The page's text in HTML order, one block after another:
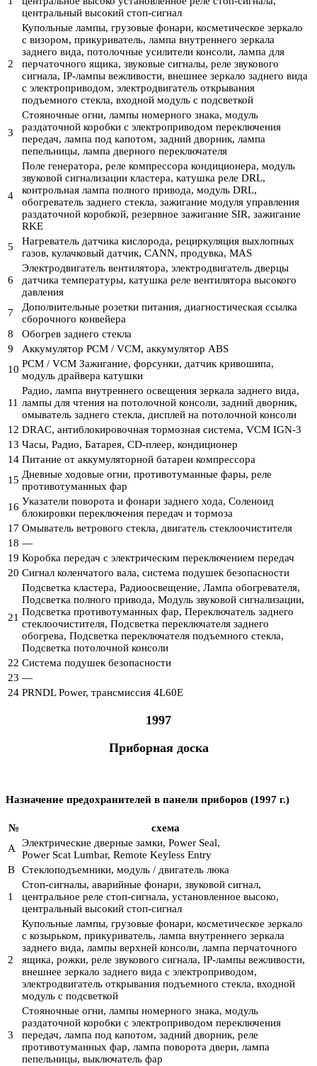
центральный высокий стоп-сигнал
2
Купольные лампы, грузовые фонари, косметическое зеркало
с визором, прикуриватель, лампа внутреннего зеркала
заднего вида, потолочные усилители консоли, лампа для
перчаточного ящика, звуковые сигналы, реле звукового
сигнала, IP-лампы вежливости, внешнее зеркало заднего вида
с электроприводом, электродвигатель открывания
подъемного стекла, входной модуль с подсветкой
3
Стояночные огни, лампы номерного знака, модуль
раздаточной коробки с электроприводом переключения
передач, лампа под капотом, задний дворник, лампа
пепельницы, лампа дверного переключателя
4
Поле генератора, реле компрессора кондиционера, модуль
звуковой сигнализации кластера, катушка реле DRL,
контрольная лампа полного привода, модуль DRL,
обогреватель заднего стекла, зажигание модуля управления
раздаточной коробкой, резервное зажигание SIR, зажигание
RKE
5
Нагреватель датчика кислорода, рециркуляция выхлопных
газов, кулачковый датчик, CANN, продувка, MAS
6
Электродвигатель вентилятора, электродвигатель дверцы
датчика температуры, катушка реле вентилятора высокого
давления
7
Дополнительные розетки питания, диагностическая ссылка
сборочного конвейера
8
Обогрев заднего стекла
9
Аккумулятор PCM / VCM, аккумулятор ABS
10 PCM / VCM Зажигание, форсунки, датчик кривошипа,
модуль драйвера катушки
11
Радио, лампа внутреннего освещения зеркала заднего вида,
лампы для чтения на потолочной консоли, задний дворник,
омыватель заднего стекла, дисплей на потолочной консоли
12 DRAC, антиблокировочная тормозная система, VCM IGN-3
13 Часы, Радио, Батарея, CD-плеер, кондиционер
14 Питание от аккумуляторной батареи компрессора
15 Дневные ходовые огни, противотуманные фары, реле
противотуманных фар
16 Указатели поворота и фонари заднего хода, Соленоид
блокировки переключения передач и тормоза
17 Омыватель ветрового стекла, двигатель стеклоочистителя
18 —
19 Коробка передач с электрическим переключением передач
20 Сигнал коленчатого вала, система подушек безопасности
21
Подсветка кластера, Радиоосвещение, Лампа обогревателя,
Подсветка полного привода, Модуль звуковой сигнализации,
Подсветка противотуманных фар, Переключатель заднего
стеклоочистителя, Подсветка переключателя заднего
обогрева, Подсветка переключателя подъемного стекла,
Подсветка потолочной консоли
22 Система подушек безопасности
23 —
24 PRNDL Power, трансмиссия 4L60E
1997
Приборная доска
Назначение предохранителей в панели приборов (1997 г.)
№
схема
A
Электрические дверные замки, Power Seal,
Power Scat Lumbar, Remote Keyless Entry
В
Стеклоподъемники, модуль / двигатель люка
1
Стоп-сигналы, аварийные фонари, звуковой сигнал,
центральное реле стоп-сигнала, установленное высоко,
центральный высокий стоп-сигнал
2
Купольные лампы, грузовые фонари, косметическое зеркало
с козырьком, прикуриватель, лампа внутреннего зеркала
заднего вида, лампы верхней консоли, лампа перчаточного
ящика, рожки, реле звукового сигнала, IP-лампы вежливости,
внешнее зеркало заднего вида с электроприводом,
электродвигатель открывания подъемного стекла, входной
модуль с подсветкой
3
Стояночные огни, лампы номерного знака, модуль
раздаточной коробки с электроприводом переключения
передач, лампа под капотом, задний дворник, реле
противотуманных фар, лампа поворота двери, лампа
пепельницы, выключатель фар